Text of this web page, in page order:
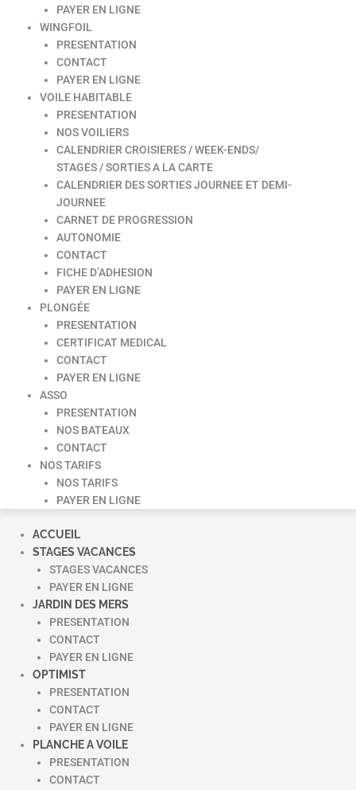
PAYER EN LIGNE
WINGFOIL
PRESENTATION
CONTACT
PAYER EN LIGNE
VOILE HABITABLE
PRESENTATION
NOS VOILIERS
CALENDRIER CROISIERES / WEEK-ENDS/
STAGES / SORTIES A LA CARTE
CALENDRIER DES SORTIES JOURNEE ET DEMI-
JOURNEE
CARNET DE PROGRESSION
AUTONOMIE
CONTACT
FICHE D’ADHESION
PAYER EN LIGNE
PLONGÉE
PRESENTATION
CERTIFICAT MEDICAL
CONTACT
PAYER EN LIGNE
ASSO
PRESENTATION
NOS BATEAUX
CONTACT
NOS TARIFS
NOS TARIFS
PAYER EN LIGNE
ACCUEIL
STAGES VACANCES
STAGES VACANCES
PAYER EN LIGNE
JARDIN DES MERS
PRESENTATION
CONTACT
PAYER EN LIGNE
OPTIMIST
PRESENTATION
CONTACT
PAYER EN LIGNE
PLANCHE A VOILE
PRESENTATION
CONTACT